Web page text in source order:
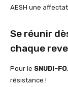
AESH une
Se réunir
chaque
Pour le SNUDI-FO
résistance !